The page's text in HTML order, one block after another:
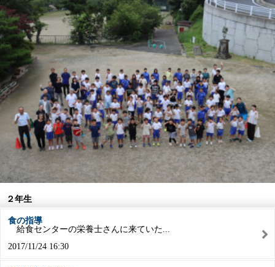
２年生
食の指導
給食センターの栄養士さんに来ていた...
2017/11/24 16:30